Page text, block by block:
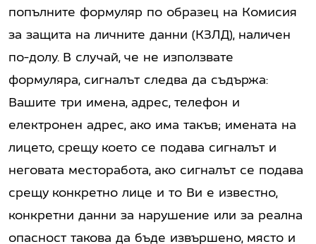
попълните формуляр по образец на Комисия
за защита на личните данни (КЗЛД), наличен
по-долу. В случай, че не използвате
формуляра, сигналът следва да съдържа:
Вашите три имена, адрес, телефон и
електронен адрес, ако има такъв; имената на
лицето, срещу което се подава сигналът и
неговата месторабота, ако сигналът се подава
срещу конкретно лице и то Ви е известно,
конкретни данни за нарушение или за реална
опасност такова да бъде извършено, място и